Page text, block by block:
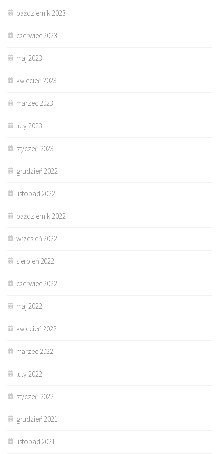
październik 2023
czerwiec 2023
maj 2023
kwiecień 2023
marzec 2023
luty 2023
styczeń 2023
grudzień 2022
listopad 2022
październik 2022
wrzesień 2022
sierpień 2022
czerwiec 2022
maj 2022
kwiecień 2022
marzec 2022
luty 2022
styczeń 2022
grudzień 2021
listopad 2021